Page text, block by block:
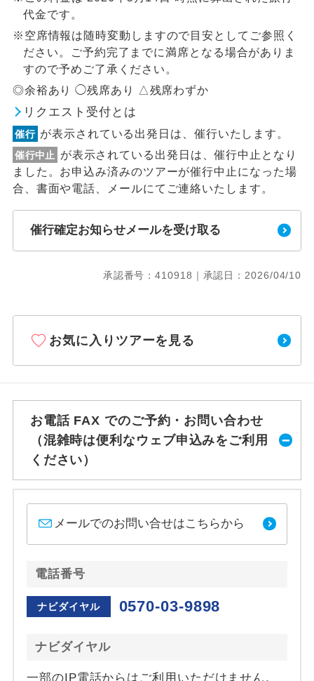
代金です。
※空席情報は随時変動しますので目安としてご参照く
ださい。ご予約完了までに満席となる場合がありま
すので予めご了承ください。
◎余裕あり ◯残席あり △残席わずか
リクエスト受付とは
催行 が表示されている出発日は、催行いたします。
催行中止
が表示されている出発日は、催行中止となり
ました。お申込み済みのツアーが催行中止になった場
合、書面や電話、メールにてご連絡いたします。
催行確定お知らせメールを受け取る
承認番号：410918｜承認日：2026/04/10
お気に入りツアーを見る
お電話 FAX でのご予約・お問い合わせ
（混雑時は便利なウェブ申込みをご利用
ください）
メールでのお問い合せはこちらから
電話番号
ナビダイヤル 0570-03-9898
ナビダイヤル
一部のIP電話からはご利用いただけません。